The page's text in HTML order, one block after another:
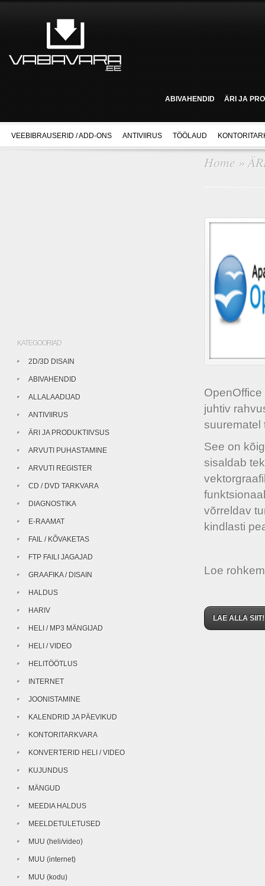
ABIVAHENDID ÄRI JA
VEEBIBRAUSERID / ADD-ONS ANTIVIIRUS TÖÖLAUD
Home »
juhtiv
suurematel
See on
sisaldab
võrreldav
kindlasti
Loe
LAE ALLA SIIT!
KATEGOORIAD
2D/3D DISAIN
ABIVAHENDID
ALLALAADIJAD
ANTIVIIRUS
ÄRI JA PRODUKTIIVSUS
ARVUTI PUHASTAMINE
ARVUTI REGISTER
CD / DVD TARKVARA
DIAGNOSTIKA
E-RAAMAT
FAIL / KÕVAKETAS
FTP FAILI JAGAJAD
GRAAFIKA / DISAIN
HALDUS
HARIV
HELI / MP3 MÄNGIJAD
HELI / VIDEO
HELITÖÖTLUS
INTERNET
JOONISTAMINE
KALENDRID JA PÄEVIKUD
KONTORITARKVARA
KONVERTERID HELI / VIDEO
KUJUNDUS
MÄNGUD
MEEDIA HALDUS
MEELDETULETUSED
MUU (heli/video)
MUU (internet)
MUU (kodu)